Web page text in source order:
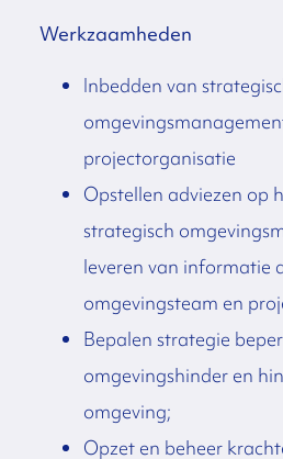
Werkzaamheden
Inbedden van
projectorganisatie
Opstellen adviezen op
strategisch
leveren van informatie
omgevingsteam en
Bepalen strategie
omgevingshinder en
omgeving;
Opzet en beheer